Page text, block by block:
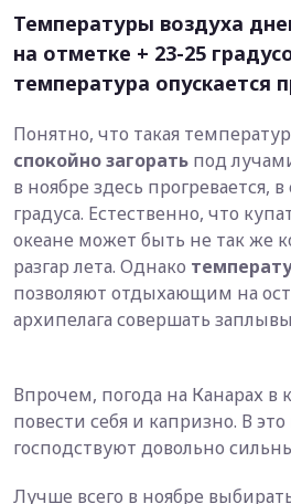
Температуры воздуха
на отметке + 23-25
температура опускается
Понятно, что такая
спокойно загорать под
в ноябре здесь прогревается,
градуса. Естественно, что
океане может быть не так же
разгар лета. Однако
позволяют отдыхающим на
архипелага совершать
Впрочем, погода на Канарах в
повести себя и капризно. В
господствуют довольно
Лучше всего в ноябре